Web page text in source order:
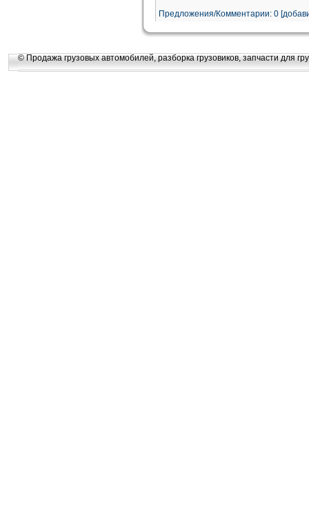
Предложения/Комментарии: 0
© Продажа грузовых автомобилей, разборка грузовиков, запчасти для